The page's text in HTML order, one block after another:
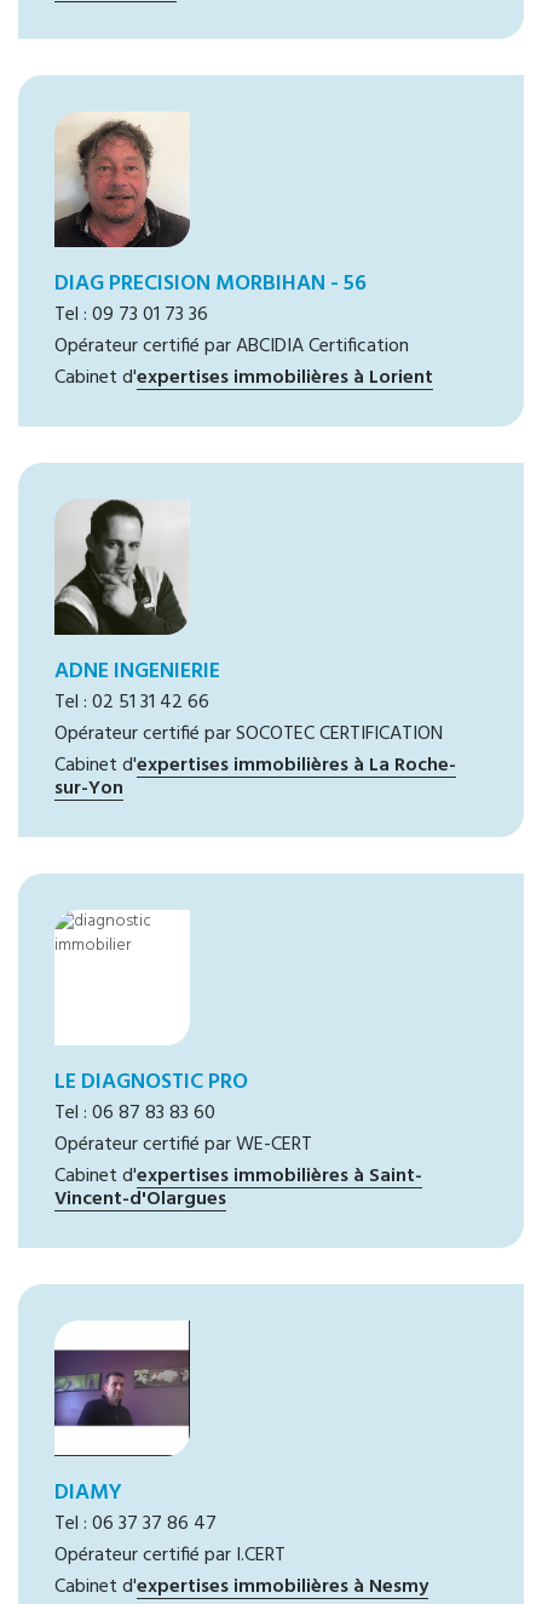
DIAG PRECISION MORBIHAN - 56
Tel : 09 73 01 73 36
Opérateur certifié par ABCIDIA Certification
Cabinet d'expertises immobilières à Lorient
ADNE INGENIERIE
Tel : 02 51 31 42 66
Opérateur certifié par SOCOTEC CERTIFICATION
Cabinet d'expertises immobilières à La Roche-
sur-Yon
LE DIAGNOSTIC PRO
Tel : 06 87 83 83 60
Opérateur certifié par WE-CERT
Cabinet d'expertises immobilières à Saint-
Vincent-d'Olargues
DIAMY
Tel : 06 37 37 86 47
Opérateur certifié par I.CERT
Cabinet d'expertises immobilières à Nesmy